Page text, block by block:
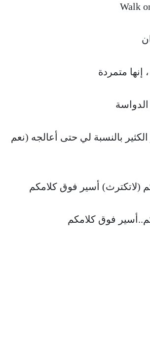
Walk
إنها متمردة
بالنسبة لي حتى أعالجه (نعم
(لاتكترث) أسير فوق كلامكم
فوق كلامكم